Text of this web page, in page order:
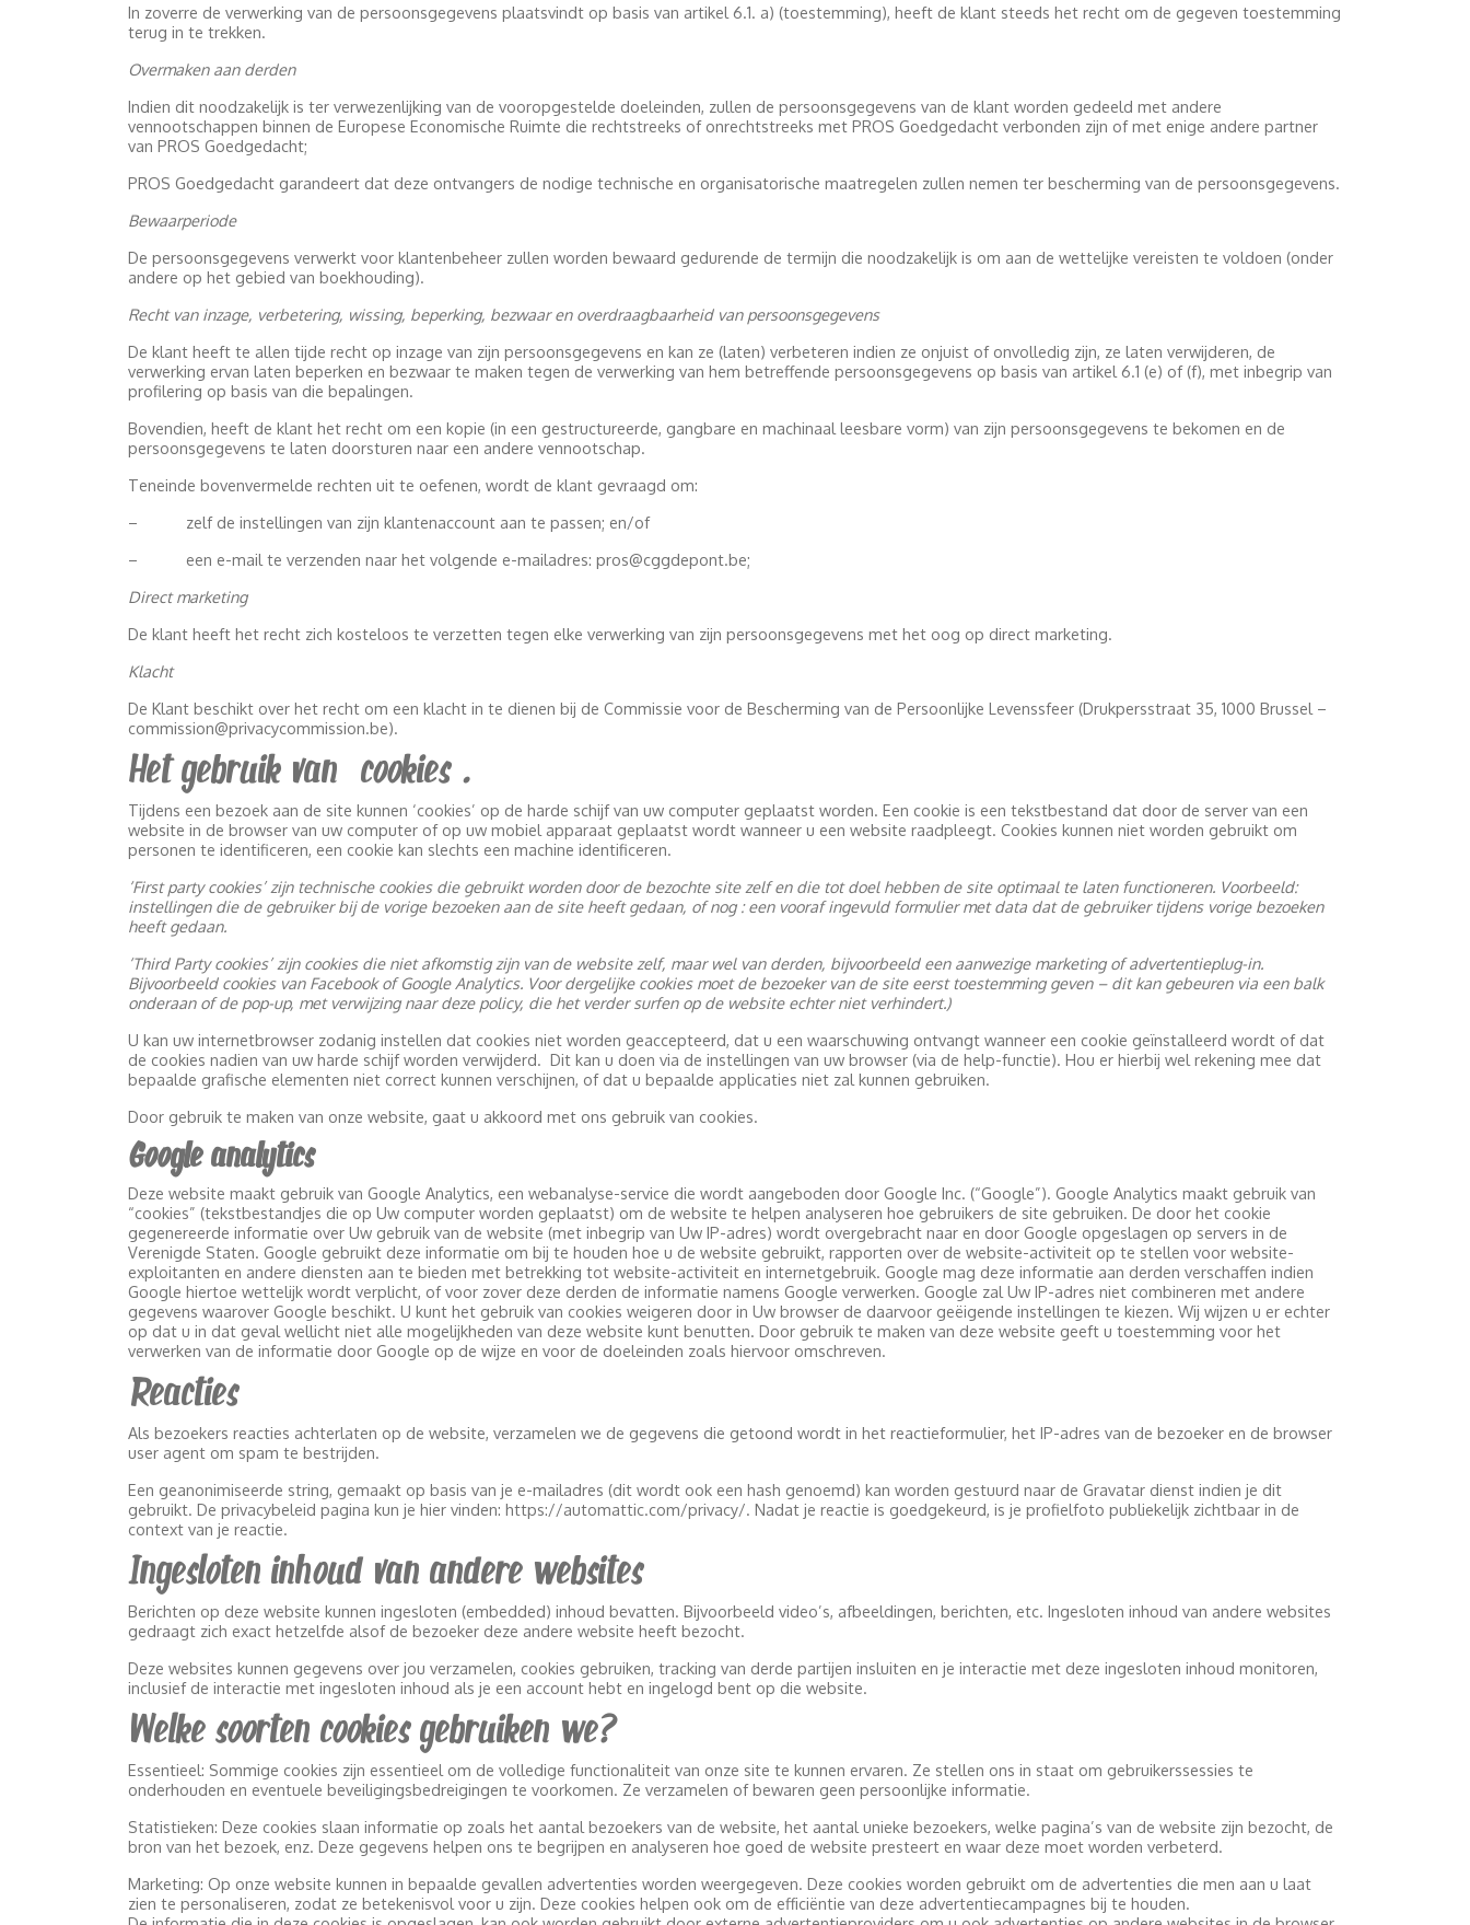
In zoverre de verwerking van de persoonsgegevens plaatsvindt op basis van artikel 6.1. a) (toestemming), heeft de klant steeds het recht om de gegeven toestemming
terug in te trekken.
Overmaken aan derden
Indien dit noodzakelijk is ter verwezenlijking van de vooropgestelde doeleinden, zullen de persoonsgegevens van de klant worden gedeeld met andere
vennootschappen binnen de Europese Economische Ruimte die rechtstreeks of onrechtstreeks met PROS Goedgedacht verbonden zijn of met enige andere partner
van PROS Goedgedacht;
PROS Goedgedacht garandeert dat deze ontvangers de nodige technische en organisatorische maatregelen zullen nemen ter bescherming van de persoonsgegevens.
Bewaarperiode
De persoonsgegevens verwerkt voor klantenbeheer zullen worden bewaard gedurende de termijn die noodzakelijk is om aan de wettelijke vereisten te voldoen (onder
andere op het gebied van boekhouding).
Recht van inzage, verbetering, wissing, beperking, bezwaar en overdraagbaarheid van persoonsgegevens
De klant heeft te allen tijde recht op inzage van zijn persoonsgegevens en kan ze (laten) verbeteren indien ze onjuist of onvolledig zijn, ze laten verwijderen, de
verwerking ervan laten beperken en bezwaar te maken tegen de verwerking van hem betreffende persoonsgegevens op basis van artikel 6.1 (e) of (f), met inbegrip van
profilering op basis van die bepalingen.
Bovendien, heeft de klant het recht om een kopie (in een gestructureerde, gangbare en machinaal leesbare vorm) van zijn persoonsgegevens te bekomen en de
persoonsgegevens te laten doorsturen naar een andere vennootschap.
Teneinde bovenvermelde rechten uit te oefenen, wordt de klant gevraagd om:
– zelf de instellingen van zijn klantenaccount aan te passen; en/of
– een e-mail te verzenden naar het volgende e-mailadres: pros@cggdepont.be;
Direct marketing
De klant heeft het recht zich kosteloos te verzetten tegen elke verwerking van zijn persoonsgegevens met het oog op direct marketing.
Klacht
De Klant beschikt over het recht om een klacht in te dienen bij de Commissie voor de Bescherming van de Persoonlijke Levenssfeer (Drukpersstraat 35, 1000 Brussel –
commission@privacycommission.be).
Het gebruik van “cookies”.
Tijdens een bezoek aan de site kunnen ‘cookies’ op de harde schijf van uw computer geplaatst worden. Een cookie is een tekstbestand dat door de server van een
website in de browser van uw computer of op uw mobiel apparaat geplaatst wordt wanneer u een website raadpleegt. Cookies kunnen niet worden gebruikt om
personen te identificeren, een cookie kan slechts een machine identificeren.
‘First party cookies’ zijn technische cookies die gebruikt worden door de bezochte site zelf en die tot doel hebben de site optimaal te laten functioneren. Voorbeeld:
instellingen die de gebruiker bij de vorige bezoeken aan de site heeft gedaan, of nog : een vooraf ingevuld formulier met data dat de gebruiker tijdens vorige bezoeken
heeft gedaan.
‘Third Party cookies’ zijn cookies die niet afkomstig zijn van de website zelf, maar wel van derden, bijvoorbeeld een aanwezige marketing of advertentieplug-in.
Bijvoorbeeld cookies van Facebook of Google Analytics. Voor dergelijke cookies moet de bezoeker van de site eerst toestemming geven – dit kan gebeuren via een balk
onderaan of de pop-up, met verwijzing naar deze policy, die het verder surfen op de website echter niet verhindert.)
U kan uw internetbrowser zodanig instellen dat cookies niet worden geaccepteerd, dat u een waarschuwing ontvangt wanneer een cookie geïnstalleerd wordt of dat
de cookies nadien van uw harde schijf worden verwijderd. Dit kan u doen via de instellingen van uw browser (via de help-functie). Hou er hierbij wel rekening mee dat
bepaalde grafische elementen niet correct kunnen verschijnen, of dat u bepaalde applicaties niet zal kunnen gebruiken.
Door gebruik te maken van onze website, gaat u akkoord met ons gebruik van cookies.
Google analytics
Deze website maakt gebruik van Google Analytics, een webanalyse-service die wordt aangeboden door Google Inc. (“Google”). Google Analytics maakt gebruik van
“cookies” (tekstbestandjes die op Uw computer worden geplaatst) om de website te helpen analyseren hoe gebruikers de site gebruiken. De door het cookie
gegenereerde informatie over Uw gebruik van de website (met inbegrip van Uw IP-adres) wordt overgebracht naar en door Google opgeslagen op servers in de
Verenigde Staten. Google gebruikt deze informatie om bij te houden hoe u de website gebruikt, rapporten over de website-activiteit op te stellen voor website-
exploitanten en andere diensten aan te bieden met betrekking tot website-activiteit en internetgebruik. Google mag deze informatie aan derden verschaffen indien
Google hiertoe wettelijk wordt verplicht, of voor zover deze derden de informatie namens Google verwerken. Google zal Uw IP-adres niet combineren met andere
gegevens waarover Google beschikt. U kunt het gebruik van cookies weigeren door in Uw browser de daarvoor geëigende instellingen te kiezen. Wij wijzen u er echter
op dat u in dat geval wellicht niet alle mogelijkheden van deze website kunt benutten. Door gebruik te maken van deze website geeft u toestemming voor het
verwerken van de informatie door Google op de wijze en voor de doeleinden zoals hiervoor omschreven.
Reacties
Als bezoekers reacties achterlaten op de website, verzamelen we de gegevens die getoond wordt in het reactieformulier, het IP-adres van de bezoeker en de browser
user agent om spam te bestrijden.
Een geanonimiseerde string, gemaakt op basis van je e-mailadres (dit wordt ook een hash genoemd) kan worden gestuurd naar de Gravatar dienst indien je dit
gebruikt. De privacybeleid pagina kun je hier vinden: https://automattic.com/privacy/. Nadat je reactie is goedgekeurd, is je profielfoto publiekelijk zichtbaar in de
context van je reactie.
Ingesloten inhoud van andere websites
Berichten op deze website kunnen ingesloten (embedded) inhoud bevatten. Bijvoorbeeld video’s, afbeeldingen, berichten, etc. Ingesloten inhoud van andere websites
gedraagt zich exact hetzelfde alsof de bezoeker deze andere website heeft bezocht.
Deze websites kunnen gegevens over jou verzamelen, cookies gebruiken, tracking van derde partijen insluiten en je interactie met deze ingesloten inhoud monitoren,
inclusief de interactie met ingesloten inhoud als je een account hebt en ingelogd bent op die website.
Welke soorten cookies gebruiken we?
Essentieel: Sommige cookies zijn essentieel om de volledige functionaliteit van onze site te kunnen ervaren. Ze stellen ons in staat om gebruikerssessies te
onderhouden en eventuele beveiligingsbedreigingen te voorkomen. Ze verzamelen of bewaren geen persoonlijke informatie.
Statistieken: Deze cookies slaan informatie op zoals het aantal bezoekers van de website, het aantal unieke bezoekers, welke pagina’s van de website zijn bezocht, de
bron van het bezoek, enz. Deze gegevens helpen ons te begrijpen en analyseren hoe goed de website presteert en waar deze moet worden verbeterd.
Marketing: Op onze website kunnen in bepaalde gevallen advertenties worden weergegeven. Deze cookies worden gebruikt om de advertenties die men aan u laat
zien te personaliseren, zodat ze betekenisvol voor u zijn. Deze cookies helpen ook om de efficiëntie van deze advertentiecampagnes bij te houden.